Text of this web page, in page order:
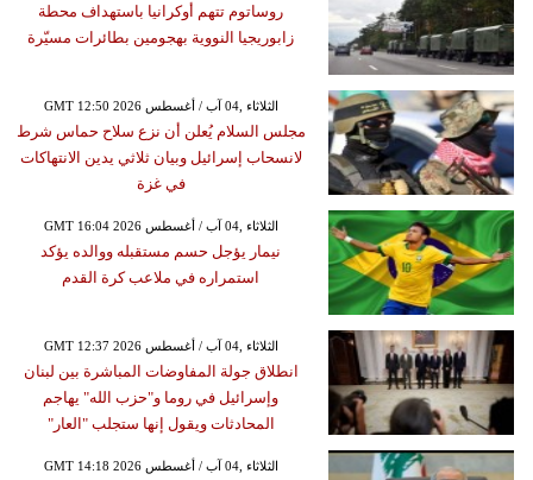
روساتوم تتهم أوكرانيا باستهداف محطة
زابوريجيا النووية بهجومين بطائرات مسيّرة
GMT 12:50 2026 الثلاثاء ,04 آب / أغسطس
مجلس السلام يُعلن أن نزع سلاح حماس شرط
لانسحاب إسرائيل وبيان ثلاثي يدين الانتهاكات
في غزة
GMT 16:04 2026 الثلاثاء ,04 آب / أغسطس
نيمار يؤجل حسم مستقبله ووالده يؤكد
استمراره في ملاعب كرة القدم
GMT 12:37 2026 الثلاثاء ,04 آب / أغسطس
انطلاق جولة المفاوضات المباشرة بين لبنان
وإسرائيل في روما و"حزب الله" يهاجم
المحادثات ويقول إنها ستجلب "العار"
GMT 14:18 2026 الثلاثاء ,04 آب / أغسطس